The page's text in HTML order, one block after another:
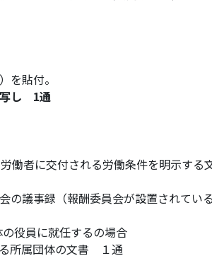
を貼付。
写し 1通
働者に交付される労働条件を明示す
議事録（報酬委員会が設置されてい
役員に就任するの場合
所属団体の文書 １通